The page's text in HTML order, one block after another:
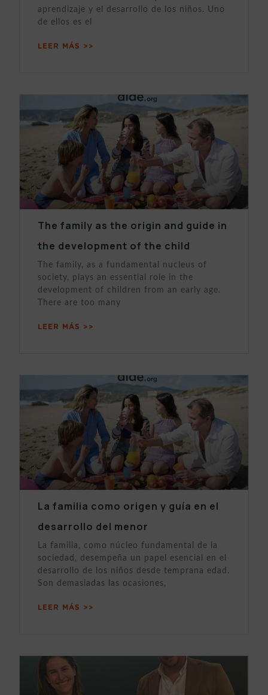
aprendizaje y el desarrollo de los niños. Uno
de ellos es el
LEER MÁS >>
The family as the origin and guide in
the development of the child
The family, as a fundamental nucleus of
society, plays an essential role in the
development of children from an early age.
There are too many
LEER MÁS >>
La familia como origen y guía en el
desarrollo del menor
La familia, como núcleo fundamental de la
sociedad, desempeña un papel esencial en el
desarrollo de los niños desde temprana edad.
Son demasiadas las ocasiones,
LEER MÁS >>